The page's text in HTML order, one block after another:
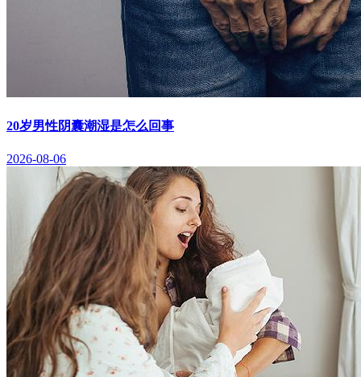
20岁男性阴囊潮湿是怎么回事
2026-08-06